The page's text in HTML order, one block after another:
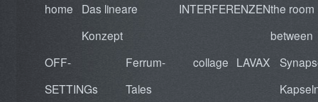
home
Das lineare
Konzept
INTERFERENZENthe room
between
OFF-
SETTINGs
Ferrum-
Tales
collage LAVAX